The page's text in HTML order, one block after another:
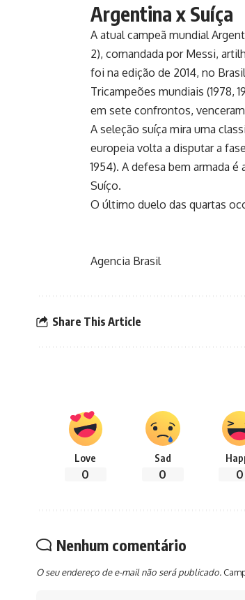
Argentina x Suíça
A atual campeã mundial
2), comandada por Messi,
foi na edição de 2014, no
Tricampeões mundiais (1978,
em sete confrontos,
A seleção suíça mira uma
europeia volta a disputar a
1954). A defesa bem armada
Suíço.
O último duelo das quartas
Agencia Brasil
Share This Article
Love
0
Sad
0 0
Nenhum comentário
O seu endereço de e-mail não será publicado.